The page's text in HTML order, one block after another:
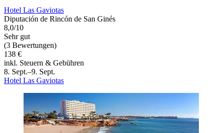
Hotel Las Gaviotas
Diputación de Rincón de San Ginés
8,0/10
Sehr gut
(3 Bewertungen)
138 €
inkl. Steuern & Gebühren
8. Sept.–9. Sept.
Hotel Las Gaviotas